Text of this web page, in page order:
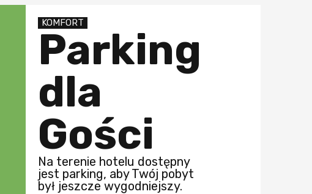
KOMFORT
Parking
dla
Gości
Na terenie hotelu dostępny
jest parking, aby Twój pobyt
był jeszcze wygodniejszy.